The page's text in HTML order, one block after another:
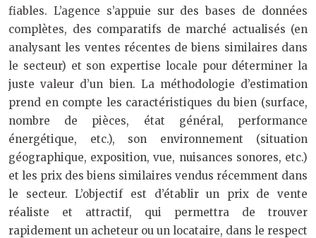
fiables. L’agence s’appuie sur des bases de données
complètes, des comparatifs de marché actualisés (en
analysant les ventes récentes de biens similaires dans
le secteur) et son expertise locale pour déterminer la
juste valeur d’un bien. La méthodologie d’estimation
prend en compte les caractéristiques du bien (surface,
nombre de pièces, état général, performance
énergétique, etc.), son environnement (situation
géographique, exposition, vue, nuisances sonores, etc.)
et les prix des biens similaires vendus récemment dans
le secteur. L’objectif est d’établir un prix de vente
réaliste et attractif, qui permettra de trouver
rapidement un acheteur ou un locataire, dans le respect